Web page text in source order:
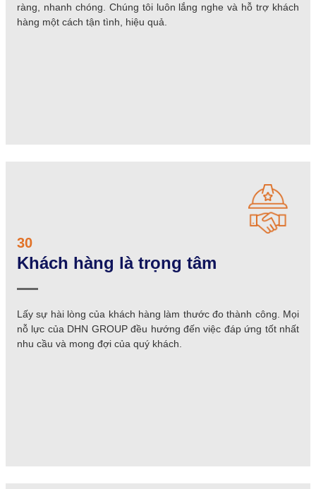
ràng, nhanh chóng. Chúng tôi luôn lắng nghe và hỗ trợ khách
hàng một cách tận tình, hiệu quả.
30
Khách hàng là trọng tâm
Lấy sự hài lòng của khách hàng làm thước đo thành công. Mọi
nỗ lực của DHN GROUP đều hướng đến việc đáp ứng tốt nhất
nhu cầu và mong đợi của quý khách.